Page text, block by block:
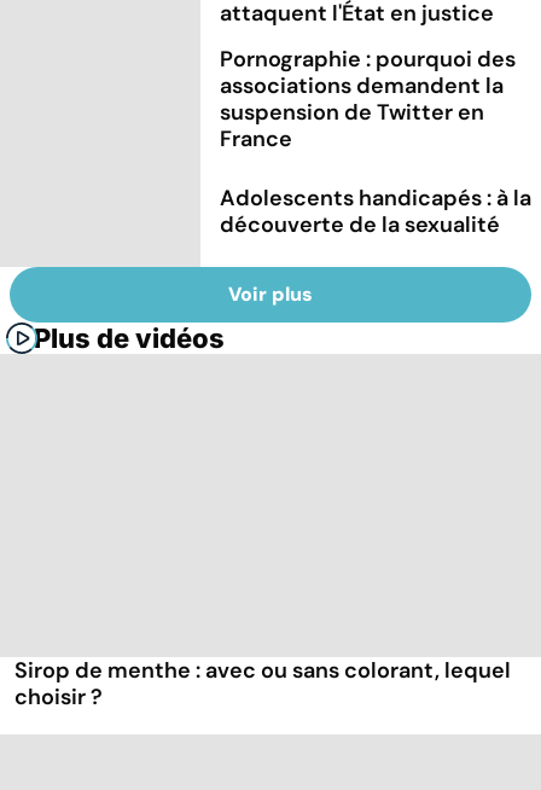
attaquent l'État en justice
Pornographie : pourquoi des
associations demandent la
suspension de Twitter en
France
Adolescents handicapés : à la
découverte de la sexualité
Voir plus
Plus de vidéos
Sirop de menthe : avec ou sans colorant, lequel
choisir ?